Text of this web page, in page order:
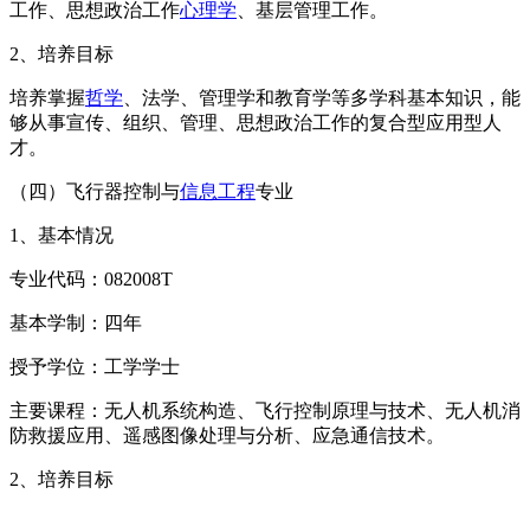
工作、思想政治工作心理学 、基层管理工作。
2、培养目标
培养掌握哲学 、法学、管理学和教育学等多学科基本知识，能
够从事宣传、组织、管理、思想政治工作的复合型应用型人
才。
（四）飞行器控制与信息工程专业
1、基本情况
专业代码：082008T
基本学制：四年
授予学位：工学学士
主要课程：无人机系统构造、飞行控制原理与技术、无人机消
防救援应用、遥感图像处理与分析、应急通信技术。
2、培养目标